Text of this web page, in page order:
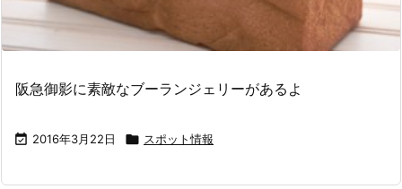
阪急御影に素敵なブーランジェリーがあるよ
 2016年3月22日  スポット情報